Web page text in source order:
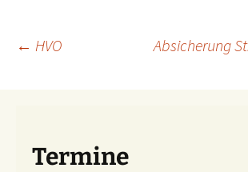
← HVO Absicherung
Termine